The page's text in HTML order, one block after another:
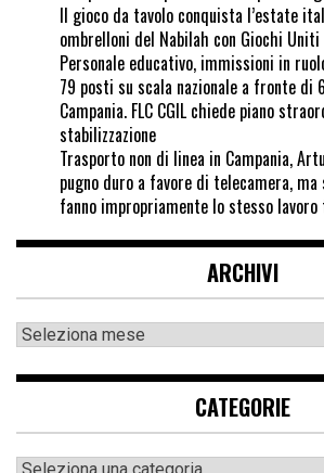
Il gioco da tavolo conquista l’estate
ombrelloni del Nabilah con Giochi Uniti
Personale educativo, immissioni in
79 posti su scala nazionale a fronte di
Campania. FLC CGIL chiede piano
stabilizzazione
Trasporto non di linea in Campania,
pugno duro a favore di telecamera, ma
fanno impropriamente lo stesso
ARCHIVI
CATEGORIE